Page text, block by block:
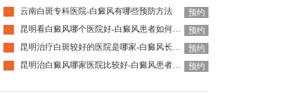
·
云南白斑专科医院-白癜风有哪些预防方法
预约
·
昆明看白癜风哪个医院好-白癜风患者如何应对春季过敏
预约
·
昆明治疗白斑较好的医院是哪家-白癜风长期不治有何后果
预约
·
昆明治白癜风哪家医院比较好-白癜风患者需要补充微量元素吗 预约